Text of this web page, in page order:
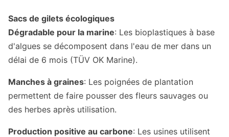
Sacs de gilets écologiques
Dégradable pour la marine: Les bioplastiques à base
d'algues se décomposent dans l'eau de mer dans un
délai de 6 mois (TÜV OK Marine).
Manches à graines: Les poignées de plantation
permettent de faire pousser des fleurs sauvages ou
des herbes après utilisation.
Production positive au carbone: Les usines utilisent